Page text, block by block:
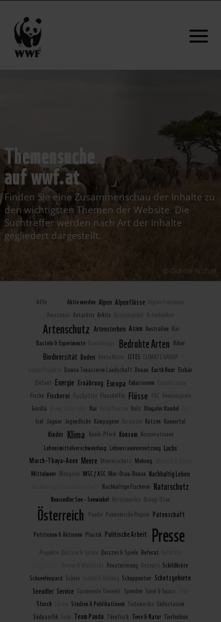
Themensuche
auf wwf.at
Finden Sie eine Zusammenschau der Inhalte zu
den wichtigsten Themen der Website. Die
Suchtreffer werden nach Art der Inhalte
gegliedert dargestellt.
© Donna Archer
Affe Aktiv werden Alpen Alpenflüsse
Antarktis Arktis
Artenschutz Artensterben Asien Australien Bär
Basteln & Experimente
Bedrohte Arten Biber
Biodiversität Boden CITES CLIMATE GROUP
Dawna Tenasserim Landschaft Donau Earth Hour Eisbär
Elefant Energie Ernährung Europa Exkursionen
Fische Fischerei Flussdelfin Flüsse FSC
Gorilla
Hai Holz Illegaler Handel
Isel Jaguar Jugendliche Kampagnen Katzen Kaunertal
Kinder Klima Konik-Pferd Konsum Kooperationen
Lebensmittelverschwendung Lebensraumvernetzung Luchs
March-Thaya-Auen Meere Meeresschutz Mekong
Mittelmeer Mongolei MSC / ASC Mur-Drau-Donau Nachhaltig Leben
Nachhaltige Fischerei Naturschutz
Neusiedler See - Seewinkel
Österreich Panda Pannonische Region Patenschaft
Petitionen & Aktionen Plastik Politische Arbeit Presse
Projekte Quizzes & Spiele Referat
Renaturierung
Schildkröte
Schneeleopard Schule Schuppentier Schutzgebiete
Seeadler Service Spannende Tierwelt Spenden Spiel & Spass
Storch
Studien & Publikationen Südamerika Südostasien
Südpazifik
Team Panda Thunfisch Tiere & Natur Tierlexikon